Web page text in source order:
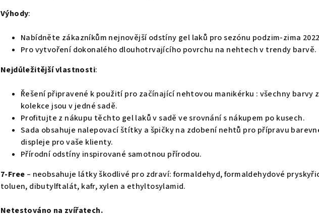
Výhody:
Nabídněte zákazníkům nejnovější odstíny gel laků pro sezónu podzim-zima
Pro vytvoření dokonalého dlouhotrvajícího povrchu na nehtech v trendy barvě.
Nejdůležitější vlastnosti:
Řešení připravené k použití pro začínající nehtovou manikérku : všechny barvy
kolekce jsou v jedné sadě.
Profitujte z nákupu těchto gel laků v sadě ve srovnání s nákupem po kusech.
Sada obsahuje nalepovací štítky a špičky na zdobení nehtů pro přípravu
displeje pro vaše klienty.
Přírodní odstíny inspirované samotnou přírodou.
7-Free – neobsahuje látky škodlivé pro zdraví: formaldehyd, formaldehydové
toluen, dibutylftalát, kafr, xylen a ethyltosylamid.
Netestováno na zvířatech.